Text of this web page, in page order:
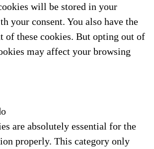
will be stored in your
your consent. You also have the
of these cookies. But opting out of
may affect your browsing
are absolutely essential for the
properly. This category only